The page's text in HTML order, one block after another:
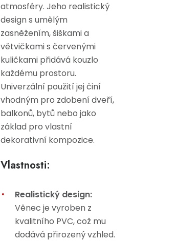
atmosféry. Jeho realistický
design s umělým
zasněžením, šiškami a
větvičkami s červenými
kuličkami přidává kouzlo
každému prostoru.
Univerzální použití jej činí
vhodným pro zdobení dveří,
balkonů, bytů nebo jako
základ pro vlastní
dekorativní kompozice.
Vlastnosti:
Realistický design:
Věnec je vyroben z
kvalitního PVC, což mu
dodává přirozený vzhled.